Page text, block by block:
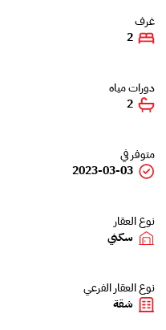
غرف
2
دورات مياه
2
متوفر في
2023-03-03
نوع العقار
سكني
نوع العقار الفرعي
شقة